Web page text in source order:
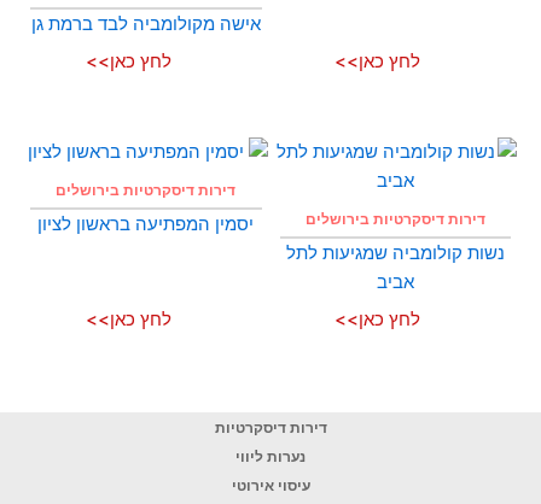
לחץ כאן>>
אישה מקולומביה לבד ברמת גן
לחץ כאן>>
דירות דיסקרטיות בירושלים
נשות קולומביה שמגיעות לתל
אביב
לחץ כאן>>
דירות דיסקרטיות בירושלים
יסמין המפתיעה בראשון לציון
לחץ כאן>>
דירות דיסקרטיות
נערות ליווי
עיסוי אירוטי